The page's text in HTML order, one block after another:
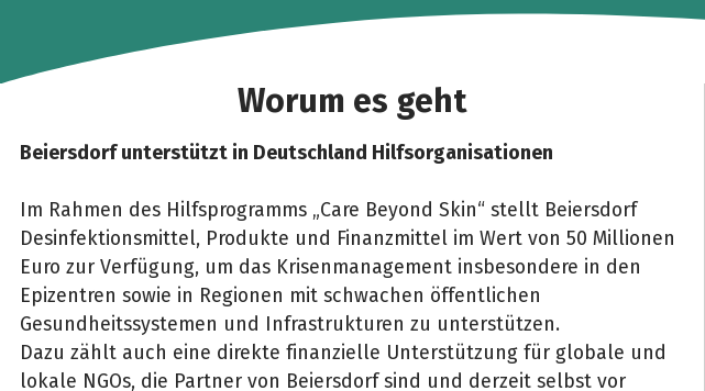
Worum es geht
Beiersdorf unterstützt in Deutschland Hilfsorganisationen
Im Rahmen des Hilfsprogramms „Care Beyond Skin“ stellt Beiersdorf
Desinfektionsmittel, Produkte und Finanzmittel im Wert von 50 Millionen
Euro zur Verfügung, um das Krisenmanagement insbesondere in den
Epizentren sowie in Regionen mit schwachen öffentlichen
Gesundheitssystemen und Infrastrukturen zu unterstützen.
Dazu zählt auch eine direkte finanzielle Unterstützung für globale und
lokale NGOs, die Partner von Beiersdorf sind und derzeit selbst vor